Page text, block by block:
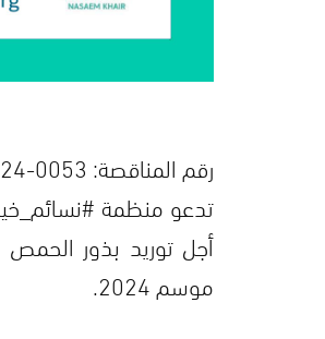
رقم المناقصة: PR-NKO-2024-0053
تدعو منظمة
موسم 2024.